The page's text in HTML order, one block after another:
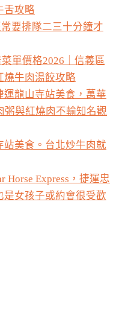
舌攻略
要排隊二三十分鐘才
單價格2026｜信義區
燒牛肉湯餃攻略
龍山寺站美食，萬華
粥與紅燒肉不輸知名觀
美食。台北炒牛肉就
Horse Express，捷運忠
女孩子或約會很受歡